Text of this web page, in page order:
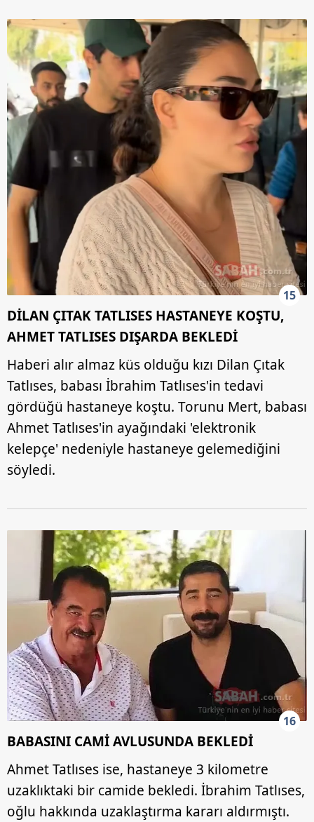
15
DİLAN ÇITAK TATLISES HASTANEYE KOŞTU,
AHMET TATLISES DIŞARDA BEKLEDİ
Haberi alır almaz küs olduğu kızı Dilan Çıtak
Tatlıses, babası İbrahim Tatlıses'in tedavi
gördüğü hastaneye koştu. Torunu Mert, babası
Ahmet Tatlıses'in ayağındaki 'elektronik
kelepçe' nedeniyle hastaneye gelemediğini
söyledi.
16
BABASINI CAMİ AVLUSUNDA BEKLEDİ
Ahmet Tatlıses ise, hastaneye 3 kilometre
uzaklıktaki bir camide bekledi. İbrahim Tatlıses,
oğlu hakkında uzaklaştırma kararı aldırmıştı.